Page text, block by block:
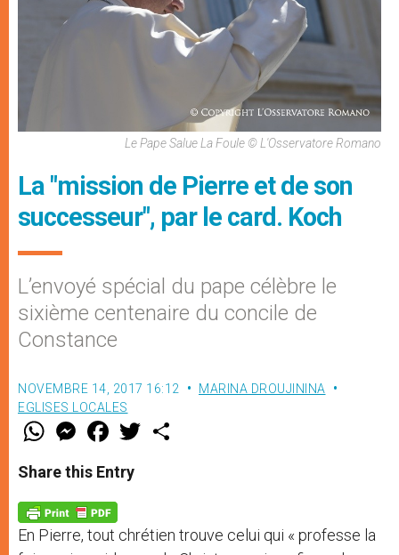
Le Pape Salue La Foule © L'Osservatore Romano
La "mission de Pierre et de son
successeur", par le card. Koch
L’envoyé spécial du pape célèbre le
sixième centenaire du concile de
Constance
NOVEMBRE 14, 2017 16:12
MARINA DROUJININA
EGLISES LOCALES
W
t
s
p
p
M
e
s
e
g
e
r
F
a
e
b
o
k
w
Share this Entry
En Pierre, tout chrétien trouve celui qui « professe la